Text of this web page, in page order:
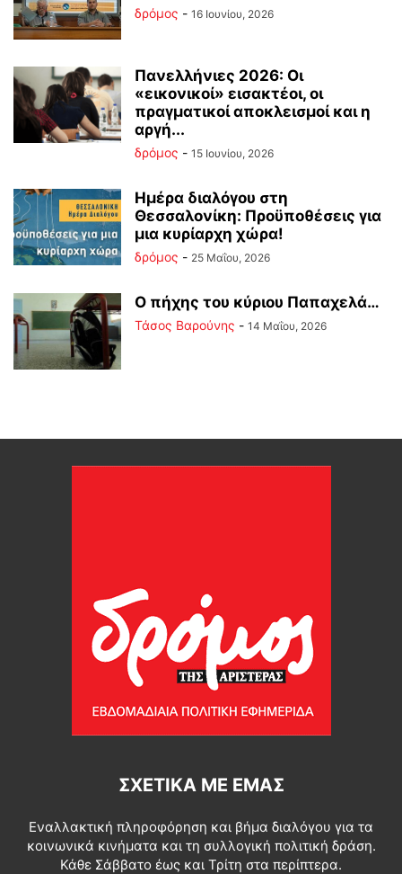
δρόμος - 16 Ιουνίου, 2026
Πανελλήνιες 2026: Οι
«εικονικοί» εισακτέοι, οι
πραγματικοί αποκλεισμοί και η
αργή...
δρόμος - 15 Ιουνίου, 2026
Ημέρα διαλόγου στη
Θεσσαλονίκη: Προϋποθέσεις για
μια κυρίαρχη χώρα!
δρόμος - 25 Μαΐου, 2026
Ο πήχης του κύριου Παπαχελά…
Τάσος Βαρούνης - 14 Μαΐου, 2026
ΣΧΕΤΙΚΆ ΜΕ ΕΜΆΣ
Εναλλακτική πληροφόρηση και βήμα διαλόγου για τα
κοινωνικά κινήματα και τη συλλογική πολιτική δράση.
Κάθε Σάββατο έως και Τρίτη στα περίπτερα.